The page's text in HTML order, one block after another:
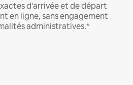
d'arrivée et de départ
en ligne, sans engagement
administratives.*